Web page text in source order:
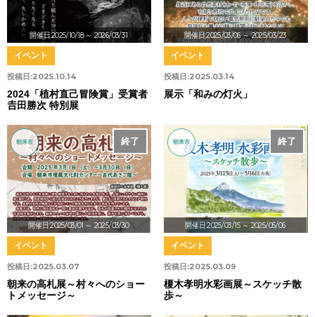
開催日:2025/10/18 ～ 2026/03/31
投稿日:2025.10.14
イベント
2024「植村直己冒険賞」受賞者
𠮷田勝次 特別展
開催日:2025/03/06～ 2025/03/23
投稿日:2025.03.14
イベント
展示「和みの灯火」
開催日:2025/03/01 ～ 2025/03/30
終了
朝来市
投稿日:2025.03.07
イベント
朝来の高札展～村々へのショー
トメッセージ～
開催日:2025/03/15～ 2025/05/06
終了
朝来市
投稿日:2025.03.09
イベント
榎木孝明水彩画展～スケッチ散
歩～